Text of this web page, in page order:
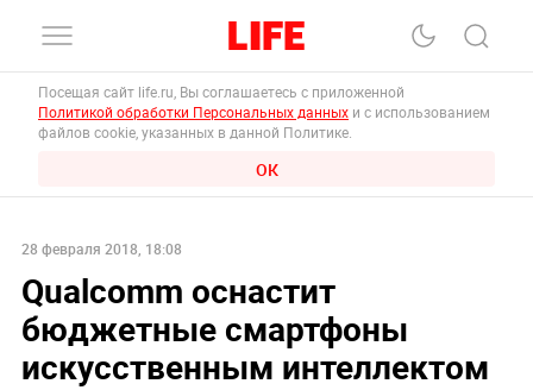
Посещая сайт life.ru, Вы соглашаетесь с приложенной
Политикой обработки Персональных данных и с использованием
файлов cookie, указанных в данной Политике.
ОК
28 февраля 2018, 18:08
Qualcomm оснастит
бюджетные смартфоны
искусственным интеллектом